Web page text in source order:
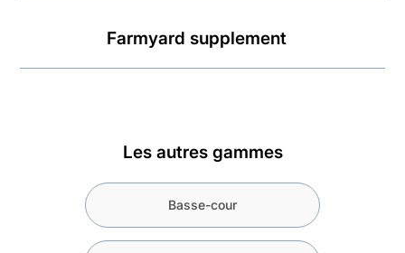
Farmyard supplement
Les autres gammes
Basse-cour